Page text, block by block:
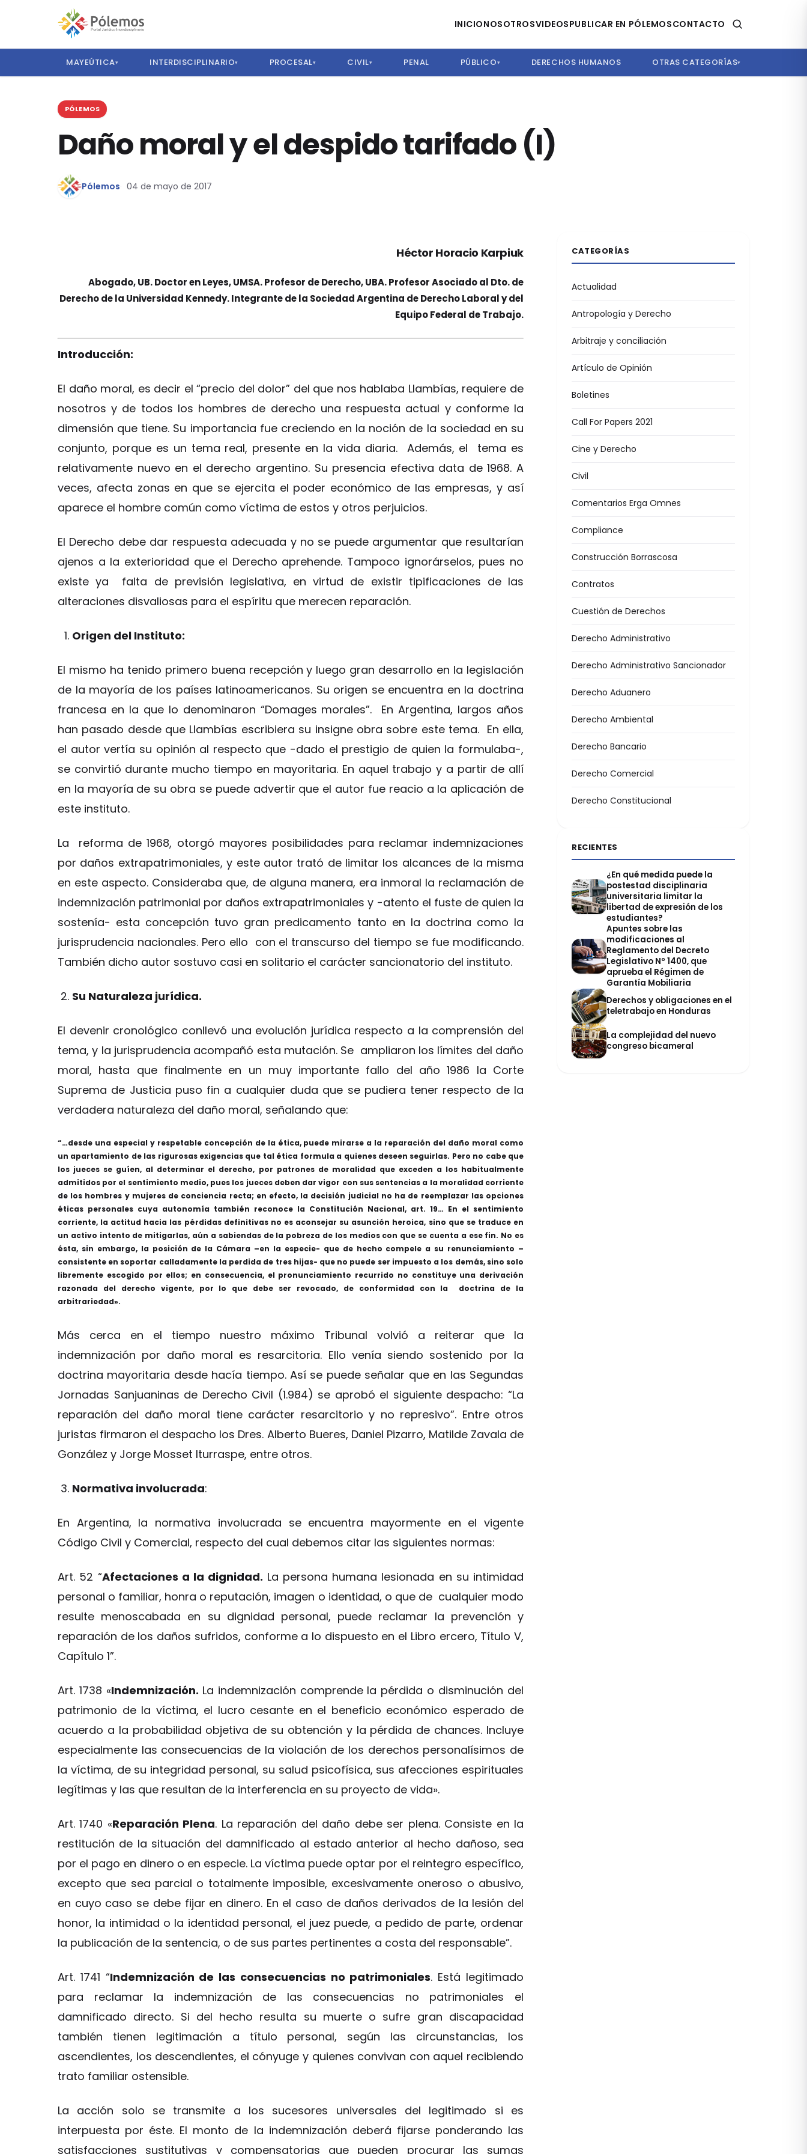
INICIONOSOTROSVIDEOSPUBLICAR EN PÓLEMOSCONTACTO
MAYEÚTICA▾ INTERDISCIPLINARIO▾ PROCESAL▾ CIVIL▾ PENAL PÚBLICO▾ DERECHOS HUMANOS OTRAS CATEGORÍAS▾
PÓLEMOS
Daño moral y el despido tarifado (I)
Pólemos 04 de mayo de 2017
Héctor Horacio Karpiuk
Abogado, UB. Doctor en Leyes, UMSA. Profesor de Derecho, UBA. Profesor Asociado al Dto. de
Derecho de la Universidad Kennedy. Integrante de la Sociedad Argentina de Derecho Laboral y del
Equipo Federal de Trabajo.
Introducción:
El daño moral, es decir el “precio del dolor” del que nos hablaba Llambías, requiere de
nosotros y de todos los hombres de derecho una respuesta actual y conforme la
dimensión que tiene. Su importancia fue creciendo en la noción de la sociedad en su
conjunto, porque es un tema real, presente en la vida diaria. Además, el tema es
relativamente nuevo en el derecho argentino. Su presencia efectiva data de 1968. A
veces, afecta zonas en que se ejercita el poder económico de las empresas, y así
aparece el hombre común como víctima de estos y otros perjuicios.
El Derecho debe dar respuesta adecuada y no se puede argumentar que resultarían
ajenos a la exterioridad que el Derecho aprehende. Tampoco ignorárselos, pues no
existe ya falta de previsión legislativa, en virtud de existir tipificaciones de las
alteraciones disvaliosas para el espíritu que merecen reparación.
Origen del Instituto:
El mismo ha tenido primero buena recepción y luego gran desarrollo en la legislación
de la mayoría de los países latinoamericanos. Su origen se encuentra en la doctrina
francesa en la que lo denominaron “Domages morales”. En Argentina, largos años
han pasado desde que Llambías escribiera su insigne obra sobre este tema. En ella,
el autor vertía su opinión al respecto que -dado el prestigio de quien la formulaba-,
se convirtió durante mucho tiempo en mayoritaria. En aquel trabajo y a partir de allí
en la mayoría de su obra se puede advertir que el autor fue reacio a la aplicación de
este instituto.
La reforma de 1968, otorgó mayores posibilidades para reclamar indemnizaciones
por daños extrapatrimoniales, y este autor trató de limitar los alcances de la misma
en este aspecto. Consideraba que, de alguna manera, era inmoral la reclamación de
indemnización patrimonial por daños extrapatrimoniales y -atento el fuste de quien la
sostenía- esta concepción tuvo gran predicamento tanto en la doctrina como la
jurisprudencia nacionales. Pero ello con el transcurso del tiempo se fue modificando.
También dicho autor sostuvo casi en solitario el carácter sancionatorio del instituto.
Su Naturaleza jurídica.
El devenir cronológico conllevó una evolución jurídica respecto a la comprensión del
tema, y la jurisprudencia acompañó esta mutación. Se ampliaron los límites del daño
moral, hasta que finalmente en un muy importante fallo del año 1986 la Corte
Suprema de Justicia puso fin a cualquier duda que se pudiera tener respecto de la
verdadera naturaleza del daño moral, señalando que:
“…desde una especial y respetable concepción de la ética, puede mirarse a la reparación del daño moral como
un apartamiento de las rigurosas exigencias que tal ética formula a quienes deseen seguirlas. Pero no cabe que
los jueces se guíen, al determinar el derecho, por patrones de moralidad que exceden a los habitualmente
admitidos por el sentimiento medio, pues los jueces deben dar vigor con sus sentencias a la moralidad corriente
de los hombres y mujeres de conciencia recta; en efecto, la decisión judicial no ha de reemplazar las opciones
éticas personales cuya autonomía también reconoce la Constitución Nacional, art. 19… En el sentimiento
corriente, la actitud hacia las pérdidas definitivas no es aconsejar su asunción heroica, sino que se traduce en
un activo intento de mitigarlas, aún a sabiendas de la pobreza de los medios con que se cuenta a ese fin. No es
ésta, sin embargo, la posición de la Cámara –en la especie- que de hecho compele a su renunciamiento –
consistente en soportar calladamente la perdida de tres hijas- que no puede ser impuesto a los demás, sino solo
libremente escogido por ellos; en consecuencia, el pronunciamiento recurrido no constituye una derivación
razonada del derecho vigente, por lo que debe ser revocado, de conformidad con la doctrina de la
arbitrariedad».
Más cerca en el tiempo nuestro máximo Tribunal volvió a reiterar que la
indemnización por daño moral es resarcitoria. Ello venía siendo sostenido por la
doctrina mayoritaria desde hacía tiempo. Así se puede señalar que en las Segundas
Jornadas Sanjuaninas de Derecho Civil (1.984) se aprobó el siguiente despacho: “La
reparación del daño moral tiene carácter resarcitorio y no represivo”. Entre otros
juristas firmaron el despacho los Dres. Alberto Bueres, Daniel Pizarro, Matilde Zavala de
González y Jorge Mosset Iturraspe, entre otros.
Normativa involucrada:
En Argentina, la normativa involucrada se encuentra mayormente en el vigente
Código Civil y Comercial, respecto del cual debemos citar las siguientes normas:
Art. 52 “Afectaciones a la dignidad. La persona humana lesionada en su intimidad
personal o familiar, honra o reputación, imagen o identidad, o que de cualquier modo
resulte menoscabada en su dignidad personal, puede reclamar la prevención y
reparación de los daños sufridos, conforme a lo dispuesto en el Libro ercero, Título V,
Capítulo 1”.
Art. 1738 «Indemnización. La indemnización comprende la pérdida o disminución del
patrimonio de la víctima, el lucro cesante en el beneficio económico esperado de
acuerdo a la probabilidad objetiva de su obtención y la pérdida de chances. Incluye
especialmente las consecuencias de la violación de los derechos personalísimos de
la víctima, de su integridad personal, su salud psicofísica, sus afecciones espirituales
legítimas y las que resultan de la interferencia en su proyecto de vida».
Art. 1740 «Reparación Plena. La reparación del daño debe ser plena. Consiste en la
restitución de la situación del damnificado al estado anterior al hecho dañoso, sea
por el pago en dinero o en especie. La víctima puede optar por el reintegro específico,
excepto que sea parcial o totalmente imposible, excesivamente oneroso o abusivo,
en cuyo caso se debe fijar en dinero. En el caso de daños derivados de la lesión del
honor, la intimidad o la identidad personal, el juez puede, a pedido de parte, ordenar
la publicación de la sentencia, o de sus partes pertinentes a costa del responsable”.
Art. 1741 “Indemnización de las consecuencias no patrimoniales. Está legitimado
para reclamar la indemnización de las consecuencias no patrimoniales el
damnificado directo. Si del hecho resulta su muerte o sufre gran discapacidad
también tienen legitimación a título personal, según las circunstancias, los
ascendientes, los descendientes, el cónyuge y quienes convivan con aquel recibiendo
trato familiar ostensible.
La acción solo se transmite a los sucesores universales del legitimado si es
interpuesta por éste. El monto de la indemnización deberá fijarse ponderando las
satisfacciones sustitutivas y compensatorias que pueden procurar las sumas
CATEGORÍAS
Actualidad
Antropología y Derecho
Arbitraje y conciliación
Artículo de Opinión
Boletines
Call For Papers 2021
Cine y Derecho
Civil
Comentarios Erga Omnes
Compliance
Construcción Borrascosa
Contratos
Cuestión de Derechos
Derecho Administrativo
Derecho Administrativo Sancionador
Derecho Aduanero
Derecho Ambiental
Derecho Bancario
Derecho Comercial
Derecho Constitucional
RECIENTES
¿En qué medida puede la
postestad disciplinaria
universitaria limitar la
libertad de expresión de los
estudiantes?
Apuntes sobre las
modificaciones al
Reglamento del Decreto
Legislativo Nº 1400, que
aprueba el Régimen de
Garantía Mobiliaria
Derechos y obligaciones en el
teletrabajo en Honduras
La complejidad del nuevo
congreso bicameral